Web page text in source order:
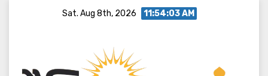
Sat. Aug 8th, 2026 11:54:03 AM